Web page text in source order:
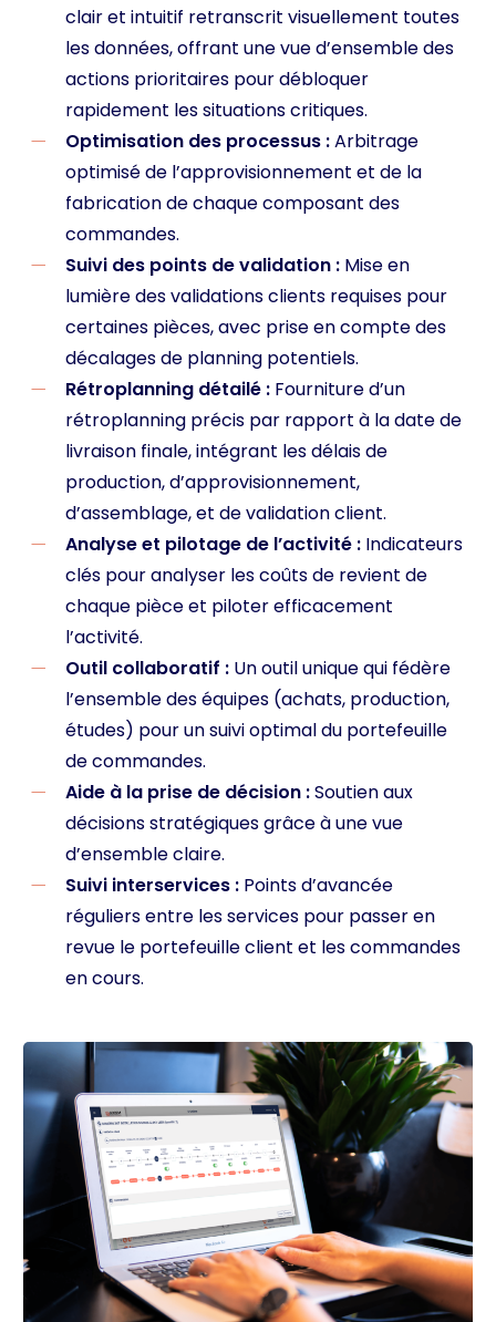
clair et intuitif retranscrit visuellement toutes
les données, offrant une vue d’ensemble des
actions prioritaires pour débloquer
rapidement les situations critiques.
Optimisation des processus :Arbitrage
optimisé de l’approvisionnement et de la
fabrication de chaque composant des
commandes.
Suivi des points de validation : Mise en
lumière des validations clients requises pour
certaines pièces, avec prise en compte des
décalages de planning potentiels.
Rétroplanning détailé : Fourniture d’un
rétroplanning précis par rapport à la date de
livraison finale, intégrant les délais de
production, d’approvisionnement,
d’assemblage, et de validation client.
Analyse et pilotage de l’activité : Indicateurs
clés pour analyser les coûts de revient de
chaque pièce et piloter efficacement
l’activité.
Outil collaboratif : Un outil unique qui fédère
l’ensemble des équipes (achats, production,
études) pour un suivi optimal du portefeuille
de commandes.
Aide à la prise de décision :Soutien aux
décisions stratégiques grâce à une vue
d’ensemble claire.
Suivi interservices : Points d’avancée
réguliers entre les services pour passer en
revue le portefeuille client et les commandes
en cours.